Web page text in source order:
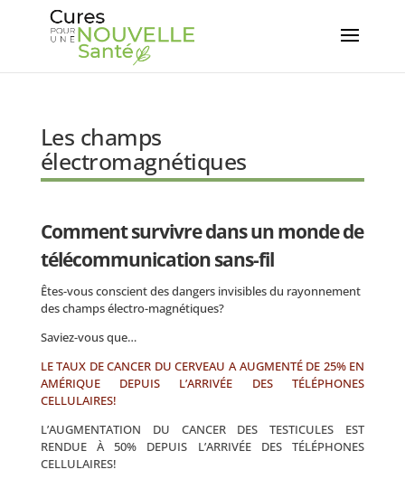
Les champs
électromagnétiques
Comment survivre dans un monde de
télécommunication sans-fil
Êtes-vous conscient des dangers invisibles du rayonnement
des champs électro-magnétiques?
Saviez-vous que…
LE TAUX DE CANCER DU CERVEAU A AUGMENTÉ DE 25% EN
AMÉRIQUE DEPUIS L’ARRIVÉE DES TÉLÉPHONES
CELLULAIRES!
L’AUGMENTATION DU CANCER DES TESTICULES EST
RENDUE À 50% DEPUIS L’ARRIVÉE DES TÉLÉPHONES
CELLULAIRES!